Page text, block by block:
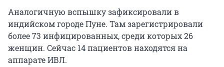
Аналогичную вспышку зафиксировали в
индийском городе Пуне. Там зарегистрировали
более 73 инфицированных, среди которых 26
женщин. Сейчас 14 пациентов находятся на
аппарате ИВЛ.